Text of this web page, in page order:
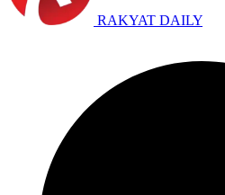
RAKYAT DAILY